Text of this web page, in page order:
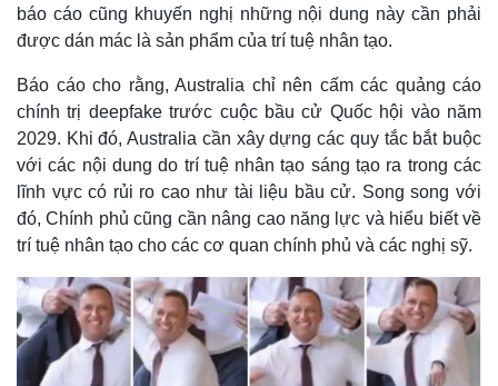
n
g
T
m
e
báo cáo cũng khuyến nghị những nội dung này cần phải
được dán mác là sản phẩm của trí tuệ nhân tạo.
Báo cáo cho rằng, Australia chỉ nên cấm các quảng cáo
chính trị deepfake trước cuộc bầu cử Quốc hội vào năm
2029. Khi đó, Australia cần xây dựng các quy tắc bắt buộc
với các nội dung do trí tuệ nhân tạo sáng tạo ra trong các
lĩnh vực có rủi ro cao như tài liệu bầu cử. Song song với
đó, Chính phủ cũng cần nâng cao năng lực và hiểu biết về
trí tuệ nhân tạo cho các cơ quan chính phủ và các nghị sỹ.